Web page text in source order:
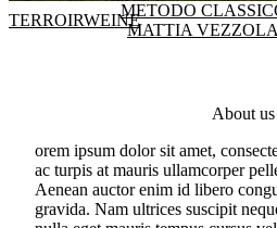
TERROIRWEINE
METODO
MATTIA VEZZOLA
About us
orem ipsum dolor sit amet,
ac turpis at mauris ullamcorper
Aenean auctor enim id libero
gravida. Nam ultrices suscipit